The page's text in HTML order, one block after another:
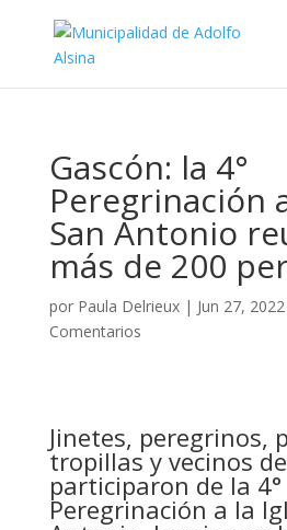
Gascón: la 4°
Peregrinación
San Antonio
más de 200
por Paula Delrieux| Jun 27, 2022
Comentarios
Jinetes, peregrinos,
tropillas y vecinos
participaron de la 4°
Peregrinación a la